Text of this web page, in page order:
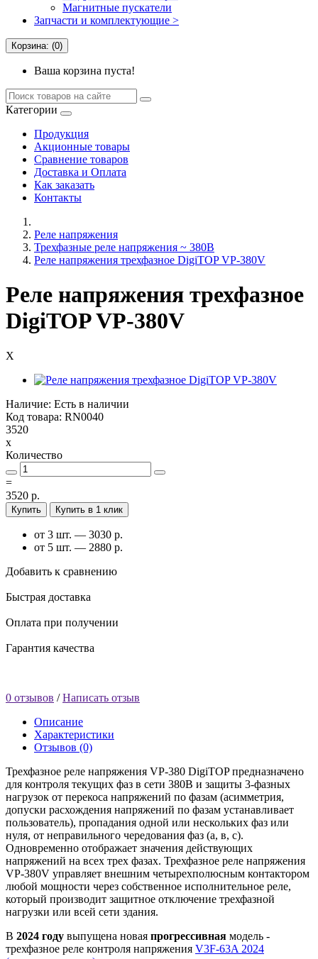
Магнитные пускатели
Запчасти и комплектующие >
Корзина: (0)
Ваша корзина пуста!
Категории
Продукция
Акционные товары
Сравнение товаров
Доставка и Оплата
Как заказать
Контакты
Реле напряжения
Трехфазные реле напряжения ~ 380В
Реле напряжения трехфазное DigiTOP VP-380V
Реле напряжения трехфазное
DigiTOP VP-380V
X
Наличие: Есть в наличии
Код товара: RN0040
3520
x
Количество
=
3520 р.
Купить Купить в 1 клик
от 3 шт. — 3030 р.
от 5 шт. — 2880 р.
Добавить к сравнению
Быстрая доставка
Оплата при получении
Гарантия качества
0 отзывов /Написать отзыв
Описание
Характеристики
Отзывов (0)
Трехфазное реле напряжения VP-380 DigiTOP предназначено
для контроля текущих фаз в сети 380В и защиты 3-фазных
нагрузок от перекоса напряжений по фазам (асимметрия,
допуски расхождения напряжений по фазам устанавливает
пользователь), пропадания одной или нескольких фаз или
нуля, от неправильного чередования фаз (а, в, с).
Одновременно отображает значения действующих
напряжений на всех трех фазах. Трехфазное реле напряжения
VP-380V управляет внешним четырехполюсным контактором
любой мощности через собственное исполнительное реле,
который производит защитное отключение трехфазной
нагрузки или всей сети здания.
В 2024 году выпущена новая прогрессивная модель -
трехфазное реле контроля напряжения V3F-63A 2024